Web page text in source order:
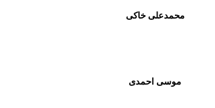
محمدعلی خاکی
موسی احمدی